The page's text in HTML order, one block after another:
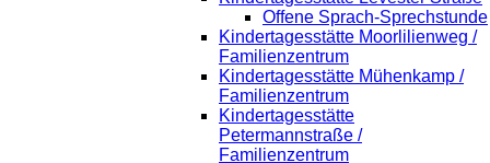
Offene Sprach-Sprechstunde
Kindertagesstätte Moorlilienweg /
Familienzentrum
Kindertagesstätte Mühenkamp /
Familienzentrum
Kindertagesstätte
Petermannstraße /
Familienzentrum